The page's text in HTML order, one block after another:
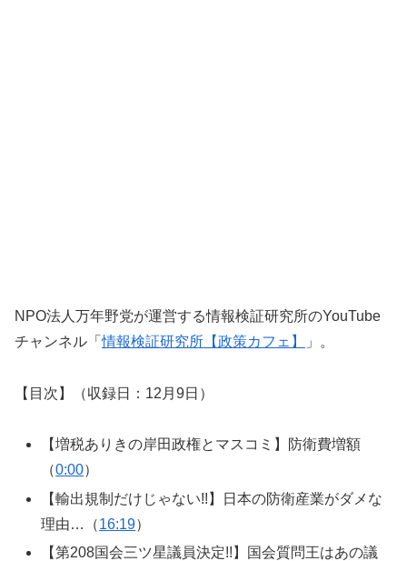
NPO法人万年野党が運営する情報検証研究所のYouTube
チャンネル「情報検証研究所【政策カフェ】 」。
【目次】（収録日：12月9日）
【増税ありきの岸田政権とマスコミ】防衛費増額
（0:00）
【輸出規制だけじゃない!!】日本の防衛産業がダメな
理由…（16:19）
【第208国会三ツ星議員決定!!】国会質問王はあの議